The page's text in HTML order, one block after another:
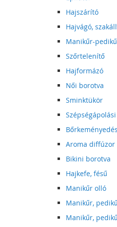
Hajszárító
Hajvágó,
Manikűr-
Szőrtelenítő
Hajformázó
Női borotva
Sminktükör
Aroma diffúzor
Bikini borotva
Hajkefe, fésű
Manikűr olló
Manikűr,
Manikűr,